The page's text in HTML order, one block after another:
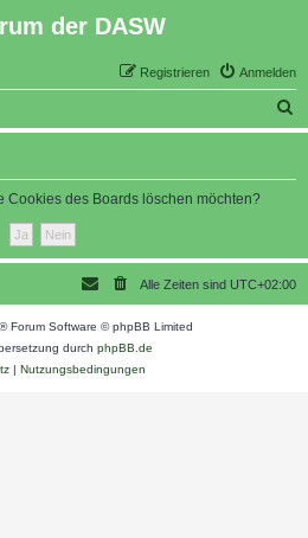
der DASW
Anmelden
Registrieren
u
Cookies des Boards löschen möchten?
Alle Zeiten sind UTC+02:00
® Forum Software © phpBB Limited
durch phpBB.de
| Nutzungsbedingungen